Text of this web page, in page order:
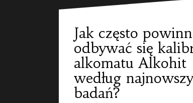
Jak często
odbywać się
alkomatu Alkohit
według
badań?